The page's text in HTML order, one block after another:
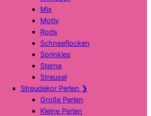
Mix
Motiv
Rods
Schneeflocken
Sprinkles
Sterne
Streusel
Streudekor Perlen ❯
Große Perlen
Kleine Perlen